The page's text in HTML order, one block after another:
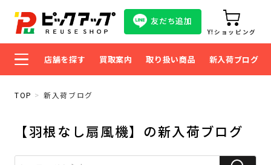
友だち追加
Y!ショッピング
店舗を探す 買取案内 取り扱い商品 新入荷ブログ
TOP 新入荷ブログ
【羽根なし扇風機】の新入荷ブログ